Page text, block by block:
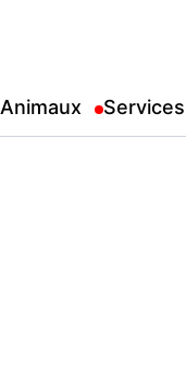
Animaux Services